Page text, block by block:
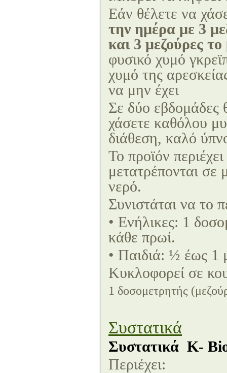
Εάν θέλετε να
την ημέρα με 3
και 3 μεζούρες
φυσικό χυμό
χυμό της
να μην έχει
Σε δύο εβδομάδες
χάσετε καθόλου
διάθεση, καλό
Το προϊόν
μετατρέπονται σε
νερό.
Συνιστάται να το
• Ενήλικες: 1
κάθε πρωί.
• Παιδιά: ½ έως 1
Κυκλοφορεί σε
1 δοσομετρητής
Συστατικά
Συστατικά Κ-
Περιέχει: